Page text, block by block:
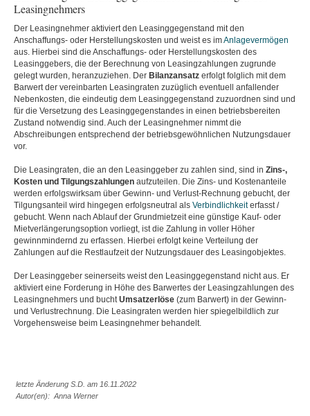
Leasingnehmers
Der Leasingnehmer aktiviert den Leasinggegenstand mit den
Anschaffungs- oder Herstellungskosten und weist es imAnlagevermögen
aus. Hierbei sind die Anschaffungs- oder Herstellungskosten des
Leasinggebers, die der Berechnung von Leasingzahlungen zugrunde
gelegt wurden, heranzuziehen. Der Bilanzansatz erfolgt folglich mit dem
Barwert der vereinbarten Leasingraten zuzüglich eventuell anfallender
Nebenkosten, die eindeutig dem Leasinggegenstand zuzuordnen sind und
für die Versetzung des Leasinggegenstandes in einen betriebsbereiten
Zustand notwendig sind. Auch der Leasingnehmer nimmt die
Abschreibungen entsprechend der betriebsgewöhnlichen Nutzungsdauer
vor.
Die Leasingraten, die an den Leasinggeber zu zahlen sind, sind in Zins-,
Kosten und Tilgungszahlungen aufzuteilen. Die Zins- und Kostenanteile
werden erfolgswirksam über Gewinn- und Verlust-Rechnung gebucht, der
Tilgungsanteil wird hingegen erfolgsneutral als Verbindlichkeiterfasst /
gebucht. Wenn nach Ablauf der Grundmietzeit eine günstige Kauf- oder
Mietverlängerungsoption vorliegt, ist die Zahlung in voller Höher
gewinnmindernd zu erfassen. Hierbei erfolgt keine Verteilung der
Zahlungen auf die Restlaufzeit der Nutzungsdauer des Leasingobjektes.
Der Leasinggeber seinerseits weist den Leasinggegenstand nicht aus. Er
aktiviert eine Forderung in Höhe des Barwertes der Leasingzahlungen des
Leasingnehmers und buchtUmsatzerlöse (zum Barwert) in der Gewinn-
und Verlustrechnung. Die Leasingraten werden hier spiegelbildlich zur
Vorgehensweise beim Leasingnehmer behandelt.
letzte Änderung S.D. am 16.11.2022
Autor(en): Anna Werner